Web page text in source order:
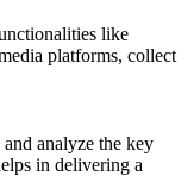
like
platforms, collect
analyze the key
in delivering a